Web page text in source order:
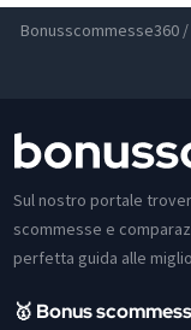
Bonusscommesse360 /
Sul nostro portale
scommesse e
perfetta guida alle
🥇 Bonus